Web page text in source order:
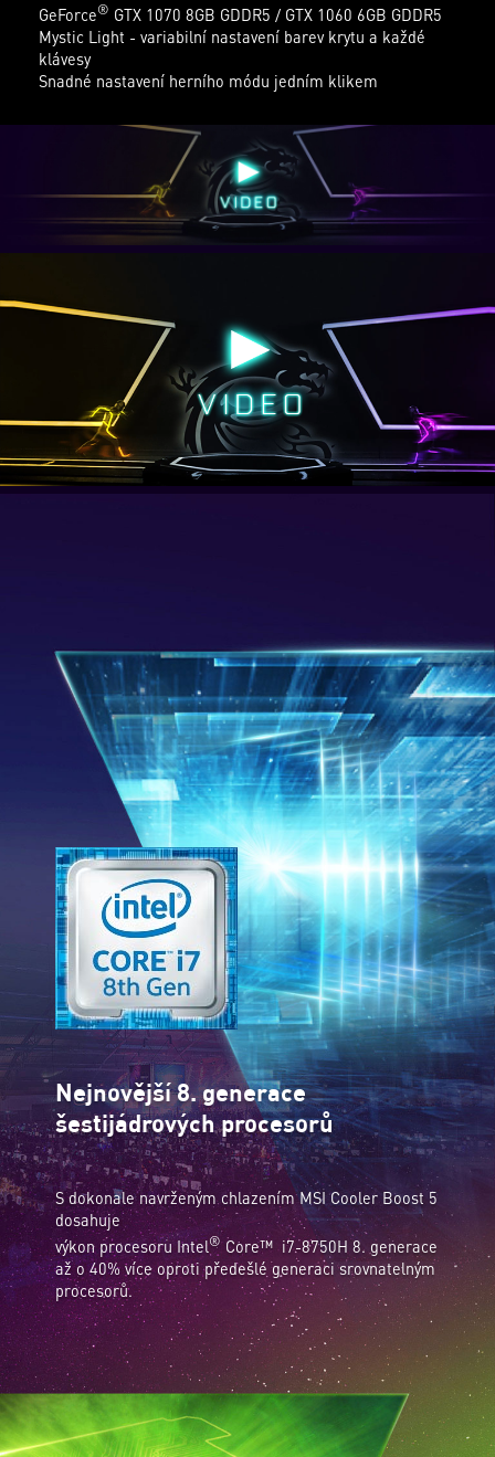
GeForce® GTX 1070 8GB GDDR5 / GTX 1060 6GB GDDR5
Mystic Light - variabilní nastavení barev krytu a každé
klávesy
Snadné nastavení herního módu jedním klikem
Nejnovější 8. generace
šestijádrových procesorů
S dokonale navrženým chlazením MSI Cooler Boost 5
dosahuje
výkon procesoru Intel® Core™ i7-8750H 8. generace
až o 40% více oproti předešlé generaci srovnatelným
procesorů.